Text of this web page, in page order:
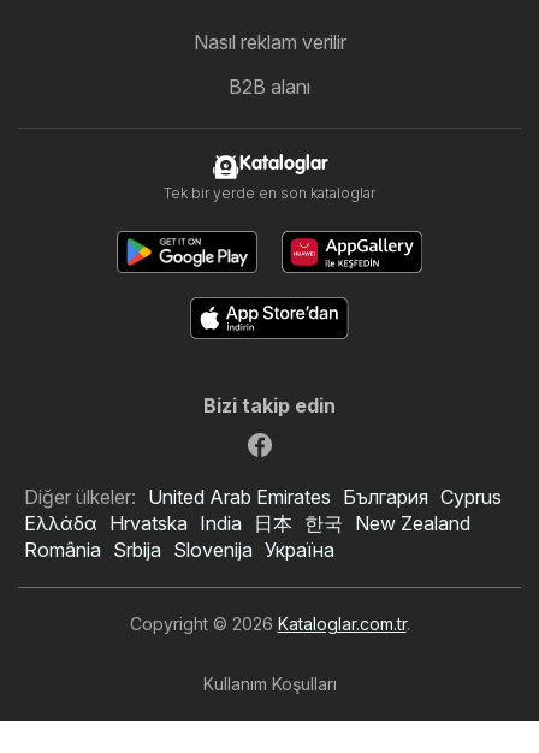
Nasıl reklam verilir
B2B alanı
Kataloglar
Tek bir yerde en son kataloglar
Bizi takip edin
Diğer ülkeler: United Arab Emirates България Cyprus
Ελλάδα Hrvatska India 日本 한국 New Zealand
România Srbija Slovenija Україна
Copyright © 2026 Kataloglar.com.tr.
Kullanım Koşulları